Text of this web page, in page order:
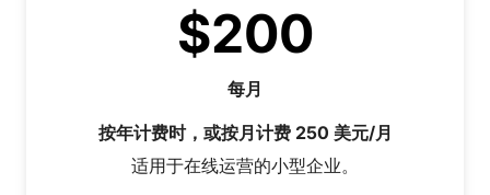
$200
每月
按年计费时，或按月计费 250 美元/月
适用于在线运营的小型企业。